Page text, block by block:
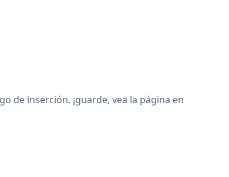
de inserción. ¡guarde, vea la página en